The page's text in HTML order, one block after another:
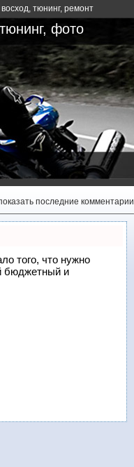
,тюнинг,ремонт
фото
последние комментарии
того, что нужно
бюджетный и